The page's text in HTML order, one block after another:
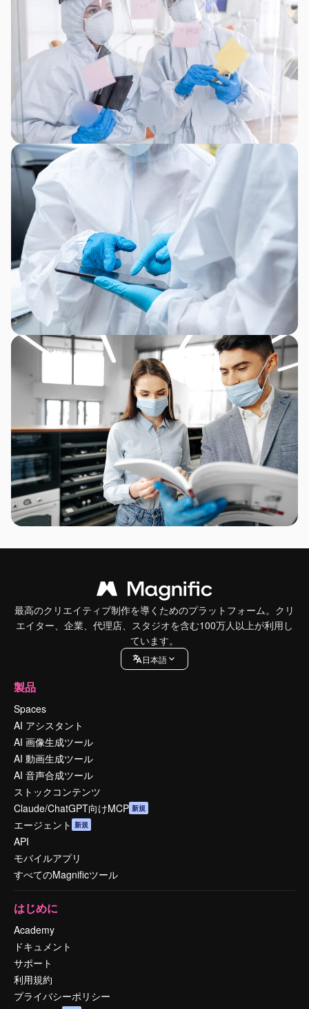
最高のクリエイティブ制作を導くためのプラットフォーム。クリ
エイター、企業、代理店、スタジオを含む100万人以上が利用し
ています。
日本語
製品
Spaces
AI アシスタント
AI 画像生成ツール
AI 動画生成ツール
AI 音声合成ツール
ストックコンテンツ
Claude/ChatGPT向けMCP 新規
エージェント 新規
API
モバイルアプリ
すべてのMagnificツール
はじめに
Academy
ドキュメント
サポート
利用規約
プライバシーポリシー